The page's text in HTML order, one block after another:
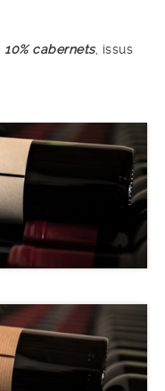
10% cabernets, issus